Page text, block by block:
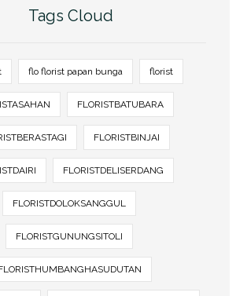
Tags Cloud
flo florist papan bunga florist
FLORISTBATUBARA
FLORISTBINJAI
FLORISTDELISERDANG
FLORISTDOLOKSANGGUL
FLORISTGUNUNGSITOLI